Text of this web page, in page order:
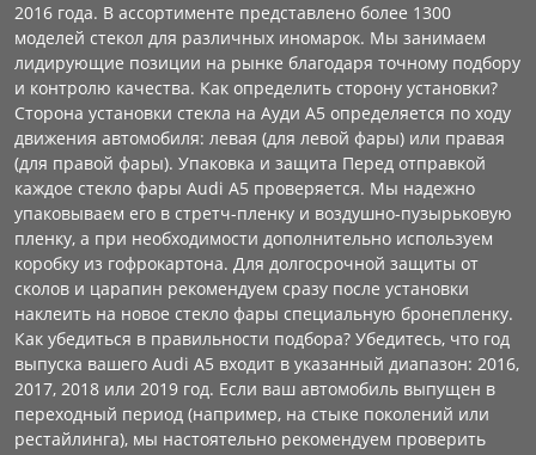
2016 года. В ассортименте представлено более 1300
моделей стекол для различных иномарок. Мы занимаем
лидирующие позиции на рынке благодаря точному подбору
и контролю качества. Как определить сторону установки?
Сторона установки стекла на Ауди А5 определяется по ходу
движения автомобиля: левая (для левой фары) или правая
(для правой фары). Упаковка и защита Перед отправкой
каждое стекло фары Audi A5 проверяется. Мы надежно
упаковываем его в стретч-пленку и воздушно-пузырьковую
пленку, а при необходимости дополнительно используем
коробку из гофрокартона. Для долгосрочной защиты от
сколов и царапин рекомендуем сразу после установки
наклеить на новое стекло фары специальную бронепленку.
Как убедиться в правильности подбора? Убедитесь, что год
выпуска вашего Audi A5 входит в указанный диапазон: 2016,
2017, 2018 или 2019 год. Если ваш автомобиль выпущен в
переходный период (например, на стыке поколений или
рестайлинга), мы настоятельно рекомендуем проверить